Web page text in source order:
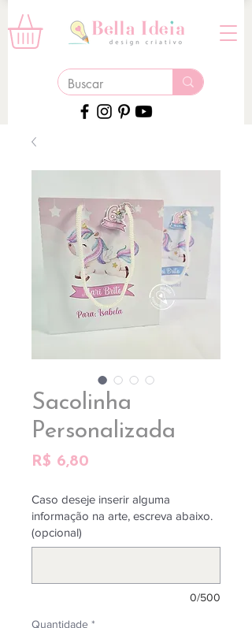
Sacolinha
Personalizada
R$ 6,80
Caso deseje inserir alguma
informação na arte, escreva abaixo.
(opcional)
0/500
Quantidade *